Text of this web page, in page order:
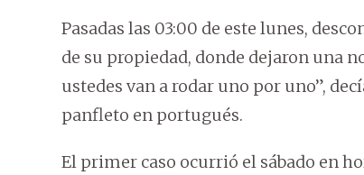
Pasadas las 03:00 de este lunes,
de su propiedad, donde dejaron una
ustedes van a rodar uno por uno”,
panfleto en portugués.
El primer caso ocurrió el sábado en